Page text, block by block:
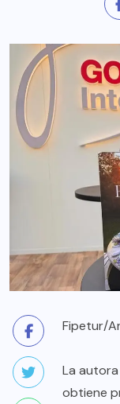
Fipetur/
La
obtiene